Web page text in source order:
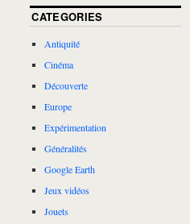
CATEGORIES
Antiquité
Cinéma
Découverte
Europe
Expérimentation
Généralités
Google Earth
Jeux vidéos
Jouets